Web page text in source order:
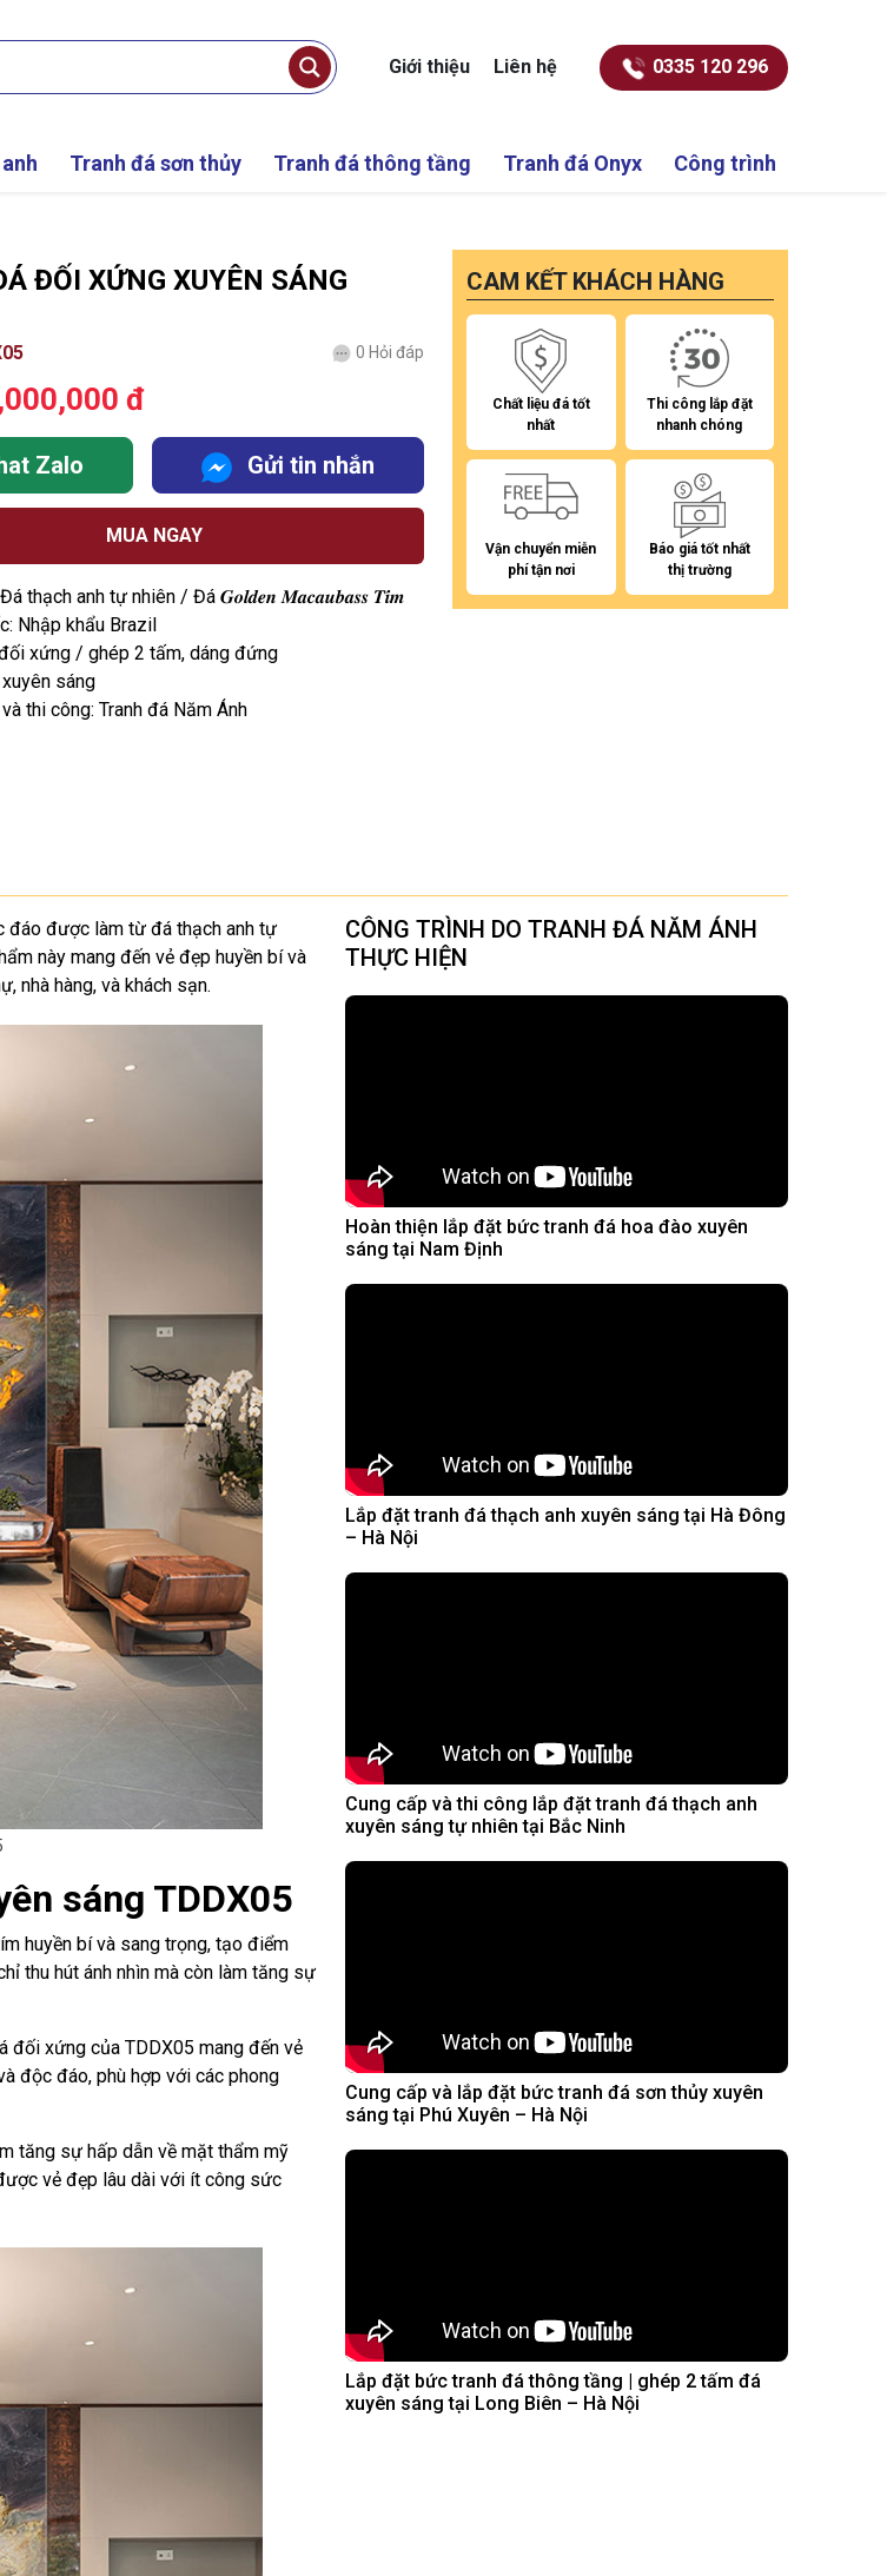
Giới thiệu Liên hệ 0335 120 296
Tranh đá sơn thủy Tranh đá thông tầng Tranh đá Onyx Công trình
ĐỐI XỨNG XUYÊN SÁNG
0 Hỏi đáp
đ
Zalo Gửi tin nhắn
MUA NGAY
thạch anh tự nhiên / Đá 𝑮𝒐𝒍𝒅𝒆𝒏 𝑴𝒂𝒄𝒂𝒖𝒃𝒂𝒔𝒔 𝑻𝒊́𝒎
Nhập khẩu Brazil
xứng / ghép 2 tấm, dáng đứng
sáng
thi công: Tranh đá Năm Ánh
CAM KẾT KHÁCH HÀNG
Chất liệu đá tốt
nhất
Thi công lắp đặt
nhanh chóng
Vận chuyển miễn
phí tận nơi
Báo giá tốt nhất
thị trường
đáo được làm từ đá thạch anh tự
này mang đến vẻ đẹp huyền bí và
nhà hàng, và khách sạn.
sáng TDDX05
huyền bí và sang trọng, tạo điểm
thu hút ánh nhìn mà còn làm tăng sự
xứng của TDDX05 mang đến vẻ
độc đáo, phù hợp với các phong
tăng sự hấp dẫn về mặt thẩm mỹ
vẻ đẹp lâu dài với ít công sức
CÔNG TRÌNH DO TRANH ĐÁ NĂM ÁNH
THỰC HIỆN
Hoàn thiện lắp đặt bức tranh đá hoa đào xuyên
sáng tại Nam Định
Lắp đặt tranh đá thạch anh xuyên sáng tại Hà Đông
– Hà Nội
Cung cấp và thi công lắp đặt tranh đá thạch anh
xuyên sáng tự nhiên tại Bắc Ninh
Cung cấp và lắp đặt bức tranh đá sơn thủy xuyên
sáng tại Phú Xuyên – Hà Nội
Lắp đặt bức tranh đá thông tầng | ghép 2 tấm đá
xuyên sáng tại Long Biên – Hà Nội